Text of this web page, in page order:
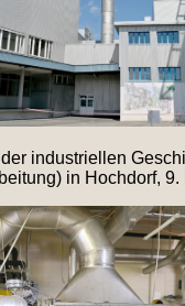
industriellen
in Hochdorf, 9.